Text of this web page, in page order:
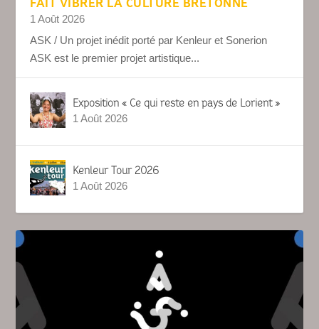
1 Août 2026
ASK / Un projet inédit porté par Kenleur et Sonerion
ASK est le premier projet artistique...
Exposition « Ce qui reste en pays de Lorient »
1 Août 2026
Kenleur Tour 2026
1 Août 2026